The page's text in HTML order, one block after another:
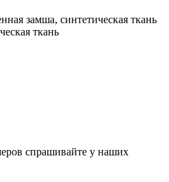
замша, синтетическая ткань
ткань
спрашивайте у наших